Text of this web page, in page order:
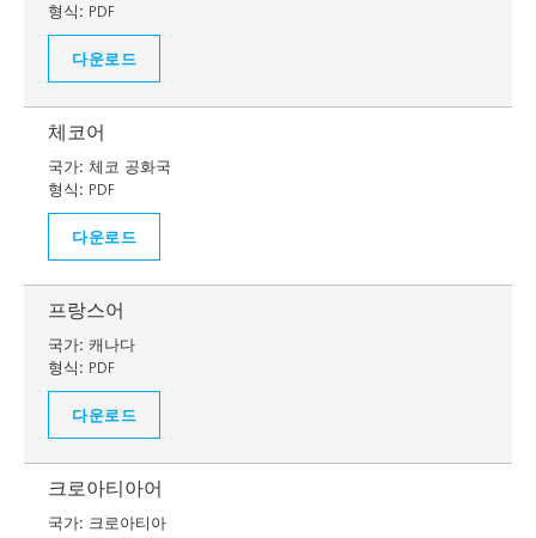
형식: PDF
다운로드
체코어
국가: 체코 공화국
형식: PDF
다운로드
프랑스어
국가: 캐나다
형식: PDF
다운로드
크로아티아어
국가: 크로아티아